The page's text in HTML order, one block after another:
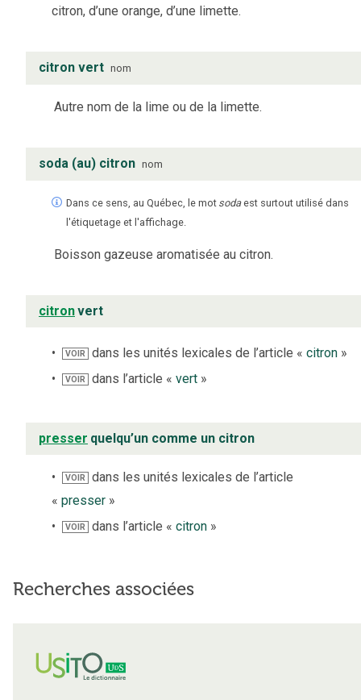
citron, d’une orange, d’une limette.
citron vert nom
Autre nom de la lime ou de la limette.
soda (au) citron nom
Dans ce sens, au Québec, le mot sodaest surtout utilisé dans
l'étiquetage et l'affichage.
Boisson gazeuse aromatisée au citron.
citronvert
VOIR dans les unités lexicales de l’article «citron »
VOIR dans l’article «vert »
presser quelqu’un comme un citron
VOIR
dans les unités lexicales de l’article
« presser »
VOIR dans l’article «citron »
Recherches associées